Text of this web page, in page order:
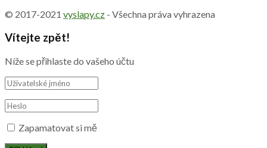
© 2017-2021 vyslapy.cz - Všechna práva vyhrazena
Vítejte zpět!
Níže se přihlaste do vašeho účtu
Zapamatovat si mě